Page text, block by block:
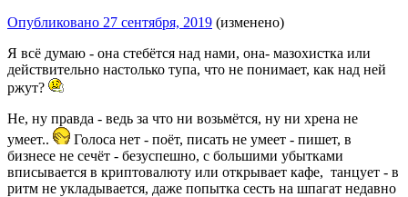
Опубликовано 27 сентября, 2019 (изменено)
Я всё думаю - она стебётся над нами, она- мазохистка или
действительно настолько тупа, что не понимает, как над ней
ржут?
Не, ну правда - ведь за что ни возьмётся, ну ни хрена не
умеет..
Голоса нет - поёт, писать не умеет - пишет, в
бизнесе не сечёт - безуспешно, с большими убытками
вписывается в криптовалюту или открывает кафе, танцует - в
ритм не укладывается, даже попытка сесть на шпагат недавно